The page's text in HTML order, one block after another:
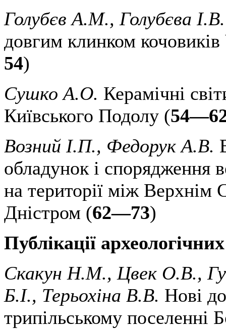
Голубєв А.М., Голубєва І.В.
довгим клинком
54)
Сушко А.О. Керамічні
Київського Подолу (
Возний І.П., Федорук А.В.
обладунок і
на території між Верхнім
Дністром (62—73)
Публікації
Скакун Н.М., Цвек О.В.,
Б.І., Терьохіна В.В. Нові
трипільському поселенні